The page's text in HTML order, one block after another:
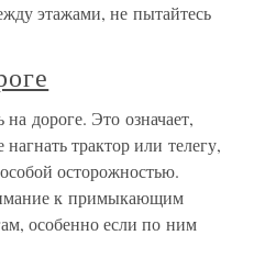
этажами, не пытайтесь
дороге. Это означает,
трактор или телегу,
осторожностью.
к примыкающим
особенно если по ним